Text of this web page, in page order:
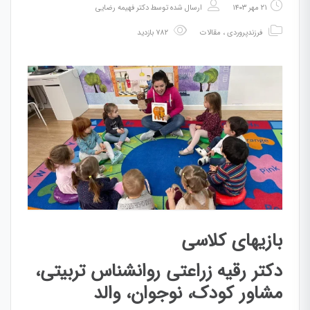
۲۱ مهر ۱۴۰۳ ارسال شده توسطدکتر فهیمه رضایی
فرزندپروردی، مقالات
بازیهای کلاسی
دکتر رقیه زراعتی روانشناس تربیتی،
مشاور کودک، نوجوان، والد